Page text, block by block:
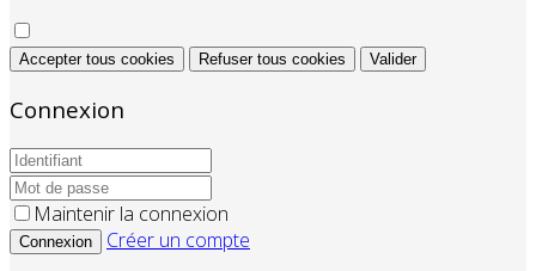
Accepter tous cookies Refuser tous cookies Valider
Connexion
Maintenir la connexion
Connexion
Créer un compte